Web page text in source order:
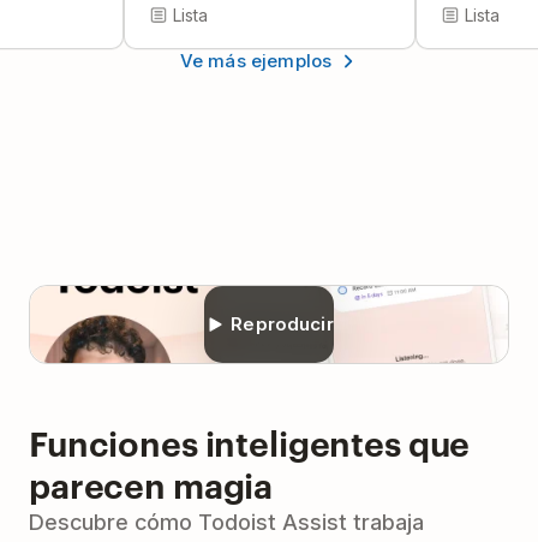
Lista Lista
Ve más ejemplos
Reproducir
Funciones inteligentes que
parecen magia
Descubre cómo Todoist Assist trabaja